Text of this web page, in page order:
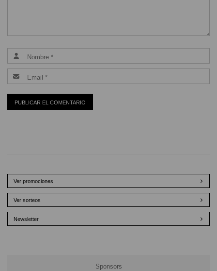
Ver promociones
Ver sorteos
Newsletter